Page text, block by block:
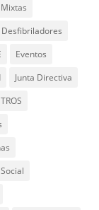
Desfibriladores
Eventos
Junta Directiva